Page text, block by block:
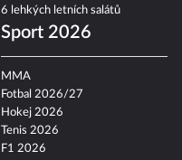
6 lehkých letních salátů
Sport 2026
MMA
Fotbal 2026/27
Hokej 2026
Tenis 2026
F1 2026